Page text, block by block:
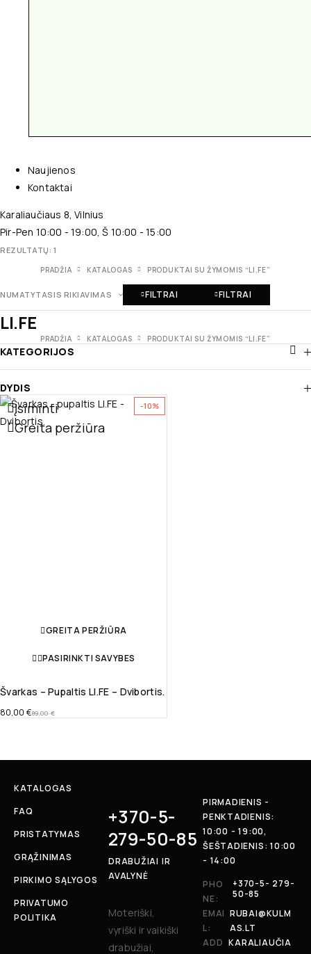
Naujienos
Kontaktai
Karaliaučiaus 8, Vilnius
Pir-Pen 10:00 - 19:00, Š 10:00 - 15:00
REZULTATŲ: 1
PRADŽIA KATALOGAS PRODUKTAI SU ŽYMOMIS “LI.FE”
NUMATYTASIS RIKIAVIMAS FILTRAI FILTRAI
LI.FE
PRADŽIA KATALOGAS PRODUKTAI SU ŽYMOMIS “LI.FE”
KATEGORIJOS
DYDIS
-10%
Įsiminti
Greita peržiūra
GREITA PERŽIŪRA
PASIRINKTI SAVYBES
Švarkas – Pupaltis LI.FE – Dvibortis.
89,00€
80,00 €
KATALOGAS
FAQ
PRISTATYMAS
GRĄŽINIMAS
PIRKIMO SĄLYGOS
PRIVATUMO
POLITIKA
+370-5-
279-50-85
DRABUŽIAI IR
AVALYNĖ
Moteriški,
vyriški ir vaikiški
drabužiai,
PIRMADIENIS -
PENKTADIENIS:
10:00 - 19:00,
ŠEŠTADIENIS: 10:00
- 14:00
PHO
NE:
+370-5- 279-
50-85
EMAI
L:
RUBAI@KULM
AS.LT
ADD KARALIAUČIA